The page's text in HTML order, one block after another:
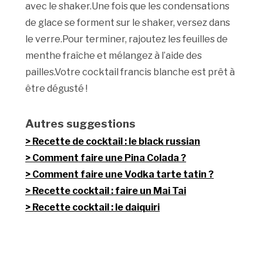
avec le shaker.Une fois que les condensations
de glace se forment sur le shaker, versez dans
le verre.Pour terminer, rajoutez les feuilles de
menthe fraîche et mélangez à l’aide des
pailles.Votre cocktail francis blanche est prêt à
être dégusté !
Autres suggestions
Recette de cocktail : le black russian
Comment faire une Pina Colada ?
Comment faire une Vodka tarte tatin ?
Recette cocktail : faire un Mai Tai
Recette cocktail : le daiquiri